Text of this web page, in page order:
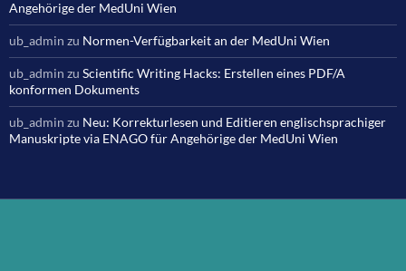
Angehörige der MedUni Wien
ub_admin zu Normen-Verfügbarkeit an der MedUni Wien
ub_admin zu Scientific Writing Hacks: Erstellen eines PDF/A
konformen Dokuments
ub_admin zu Neu: Korrekturlesen und Editieren englischsprachiger
Manuskripte via ENAGO für Angehörige der MedUni Wien